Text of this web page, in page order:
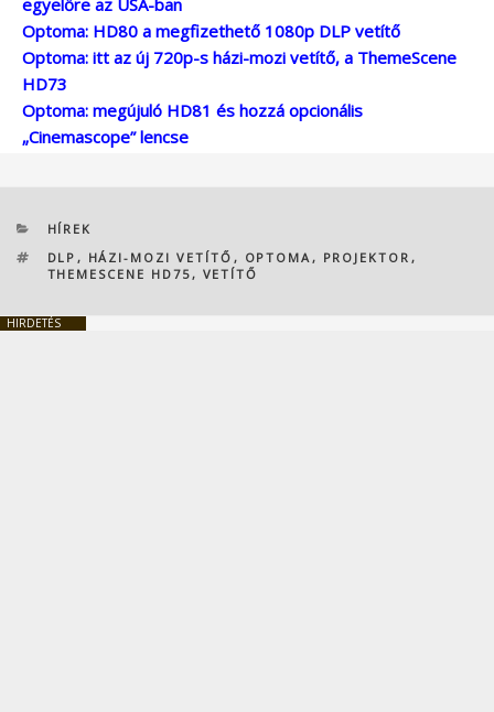
egyelőre az USA-ban
Optoma: HD80 a megfizethető 1080p DLP vetítő
Optoma: itt az új 720p-s házi-mozi vetítő, a ThemeScene
HD73
Optoma: megújuló HD81 és hozzá opcionális
„Cinemascope” lencse
KATEGÓRIÁK
HÍREK
CÍMKÉK
DLP , HÁZI-MOZI VETÍTŐ , OPTOMA, PROJEKTOR ,
THEMESCENE HD75, VETÍTŐ
HIRDETÉS